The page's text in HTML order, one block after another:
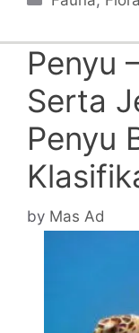
Penyu
Serta
Penyu
by Mas Ad